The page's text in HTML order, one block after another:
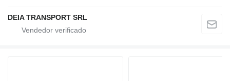
DEIA TRANSPORT SRL